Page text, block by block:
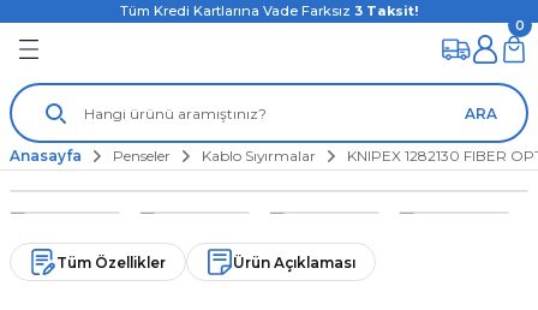
Tüm Kredi Kartlarına Vade Farksız 3 Taksit!
ARA
0
Anasayfa Penseler Kablo Sıyırmalar KNIPEX 1282130 FIBER
Tüm Özellikler Ürün Açıklaması